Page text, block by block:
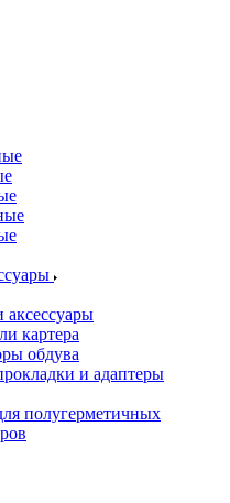
аксессуары
картера
обдува
и адаптеры
полугерметичных